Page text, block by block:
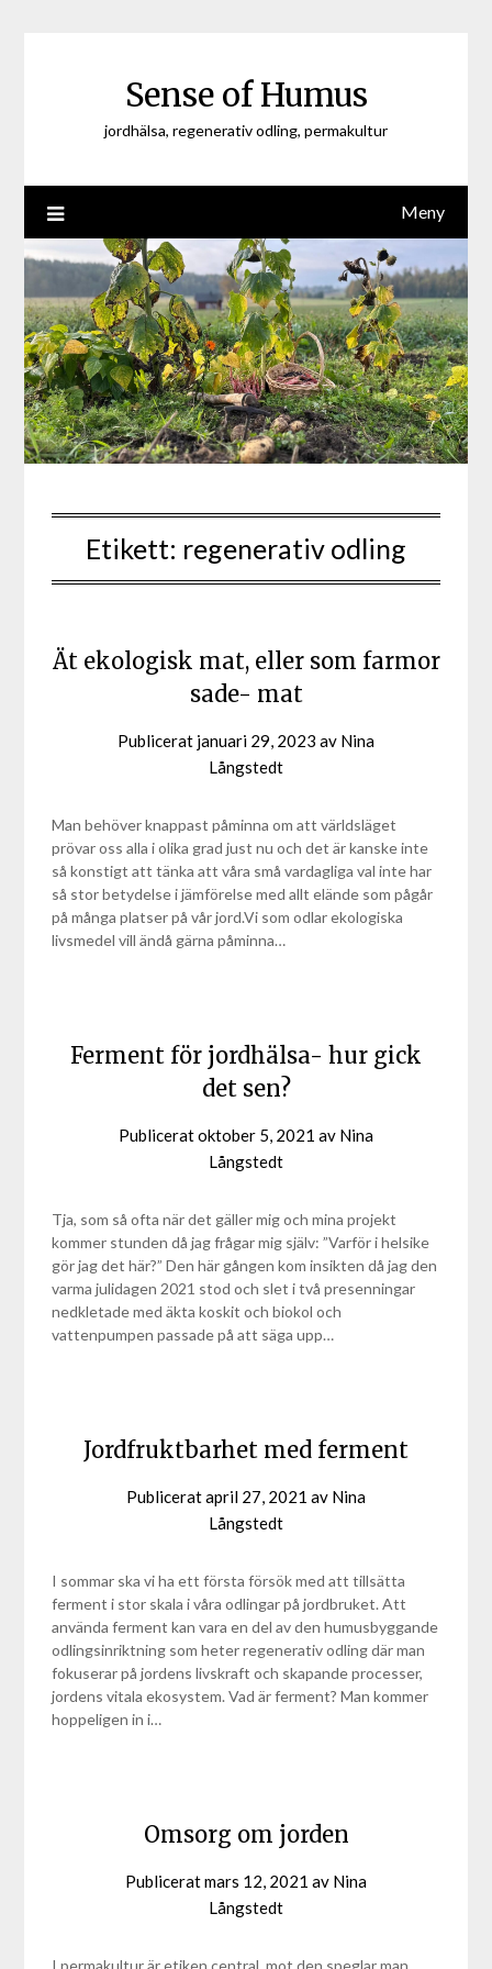
Sense of Humus
jordhälsa, regenerativ odling, permakultur
Meny
Etikett: regenerativ odling
Ät ekologisk mat, eller som farmor
sade- mat
Publicerat januari 29, 2023 av Nina
Långstedt
Man behöver knappast påminna om att världsläget
prövar oss alla i olika grad just nu och det är kanske inte
så konstigt att tänka att våra små vardagliga val inte har
så stor betydelse i jämförelse med allt elände som pågår
på många platser på vår jord.Vi som odlar ekologiska
livsmedel vill ändå gärna påminna…
Ferment för jordhälsa- hur gick
det sen?
Publiceratoktober 5, 2021 av Nina
Långstedt
Tja, som så ofta när det gäller mig och mina projekt
kommer stunden då jag frågar mig själv: ”Varför i helsike
gör jag det här?” Den här gången kom insikten då jag den
varma julidagen 2021 stod och slet i två presenningar
nedkletade med äkta koskit och biokol och
vattenpumpen passade på att säga upp…
Jordfruktbarhet med ferment
Publiceratapril 27, 2021 av Nina
Långstedt
I sommar ska vi ha ett första försök med att tillsätta
ferment i stor skala i våra odlingar på jordbruket. Att
använda ferment kan vara en del av den humusbyggande
odlingsinriktning som heter regenerativ odling där man
fokuserar på jordens livskraft och skapande processer,
jordens vitala ekosystem. Vad är ferment? Man kommer
hoppeligen in i…
Omsorg om jorden
Publiceratmars 12, 2021 av Nina
Långstedt